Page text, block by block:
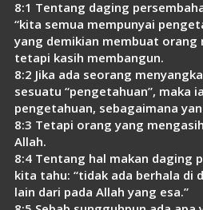
8:1 Tentang daging
“kita semua mempunyai
yang demikian membuat orang
tetapi kasih membangun.
8:2 Jika ada seorang
sesuatu “pengetahuan”, maka
pengetahuan, sebagaimana
8:3 Tetapi orang yang
Allah.
8:4 Tentang hal makan daging
kita tahu: “tidak ada berhala di
lain dari pada Allah yang esa.”